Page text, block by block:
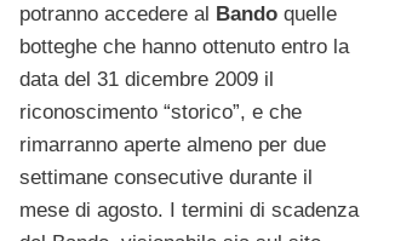
potranno accedere al Bandoquelle
botteghe che hanno ottenuto entro la
data del 31 dicembre 2009 il
riconoscimento “storico”, e che
rimarranno aperte almeno per due
settimane consecutive durante il
mese di agosto. I termini di scadenza